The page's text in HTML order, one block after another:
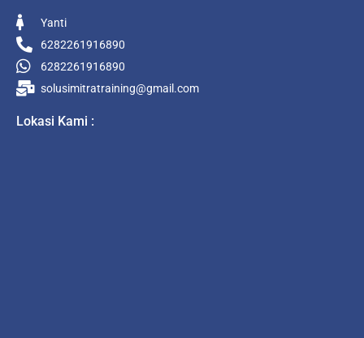
Yanti
6282261916890
6282261916890
solusimitratraining@gmail.com
Lokasi Kami :